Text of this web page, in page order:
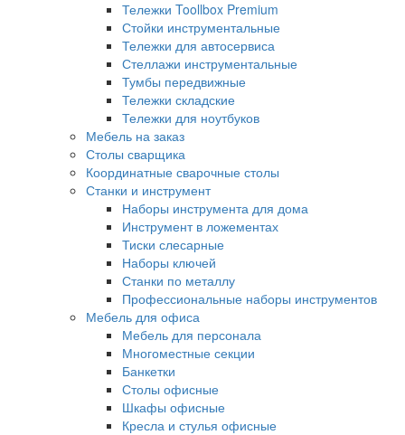
Тележки Toollbox Premium
Стойки инструментальные
Тележки для автосервиса
Стеллажи инструментальные
Тумбы передвижные
Тележки складские
Тележки для ноутбуков
Мебель на заказ
Столы сварщика
Координатные сварочные столы
Станки и инструмент
Наборы инструмента для дома
Инструмент в ложементах
Тиски слесарные
Наборы ключей
Станки по металлу
Профессиональные наборы инструментов
Мебель для офиса
Мебель для персонала
Многоместные секции
Банкетки
Столы офисные
Шкафы офисные
Кресла и стулья офисные